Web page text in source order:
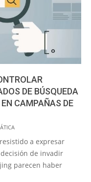
DE BÚSQUEDA
CAMPAÑAS DE
a expresar
de invadir
parecen haber